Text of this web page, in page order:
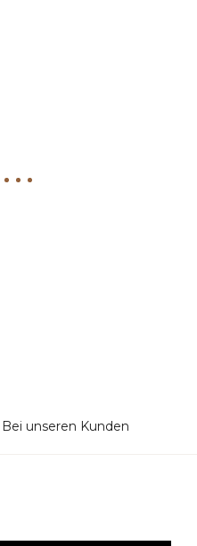
Bei unseren Kunden